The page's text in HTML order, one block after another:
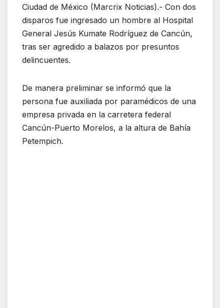
Ciudad de México (Marcrix Noticias).- Con dos
disparos fue ingresado un hombre al Hospital
General Jesús Kumate Rodríguez de Cancún,
tras ser agredido a balazos por presuntos
delincuentes.
De manera preliminar se informó que la
persona fue auxiliada por paramédicos de una
empresa privada en la carretera federal
Cancún-Puerto Morelos, a la altura de Bahía
Petempich.